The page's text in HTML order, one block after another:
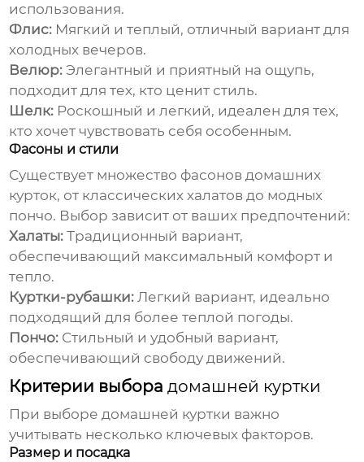
использования.
Флис: Мягкий и теплый, отличный вариант для
холодных вечеров.
Велюр: Элегантный и приятный на ощупь,
подходит для тех, кто ценит стиль.
Шелк: Роскошный и легкий, идеален для тех,
кто хочет чувствовать себя особенным.
Фасоны и стили
Существует множество фасоновдомашних
курток, от классических халатов до модных
пончо. Выбор зависит от ваших предпочтений:
Халаты: Традиционный вариант,
обеспечивающий максимальный комфорт и
тепло.
Куртки-рубашки: Легкий вариант, идеально
подходящий для более теплой погоды.
Пончо: Стильный и удобный вариант,
обеспечивающий свободу движений.
Критерии выборадомашней куртки
При выборедомашней куртки важно
учитывать несколько ключевых факторов.
Размер и посадка